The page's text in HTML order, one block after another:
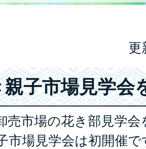
更
子市場見学会
売市場の花き部見学
市場見学会は初開催で